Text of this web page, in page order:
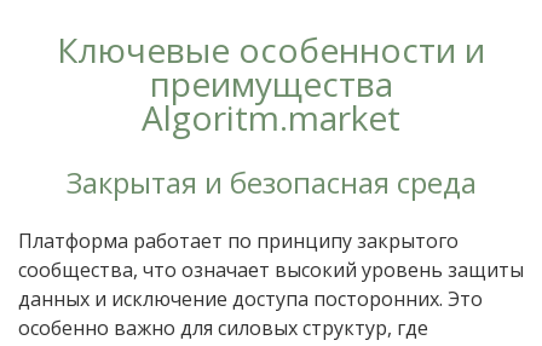
Ключевые особенности и
преимущества
Algoritm.market
Закрытая и безопасная среда
Платформа работает по принципу закрытого
сообщества, что означает высокий уровень защиты
данных и исключение доступа посторонних. Это
особенно важно для силовых структур, где